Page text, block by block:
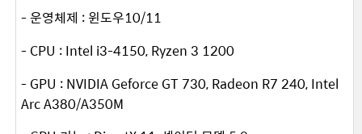
- 운영체제 : 윈도우10/11
- CPU : Intel i3-4150, Ryzen 3 1200
- GPU : NVIDIA Geforce GT 730, Radeon R7 240, Intel
Arc A380/A350M